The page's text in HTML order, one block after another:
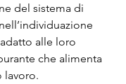
del sistema di
alle loro
che alimenta
lavoro.